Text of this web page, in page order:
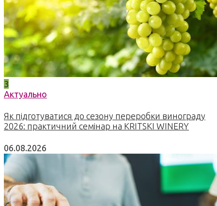
3
Актуально
Як підготуватися до сезону переробки винограду
2026: практичний семінар на KRITSKI WINERY
06.08.2026